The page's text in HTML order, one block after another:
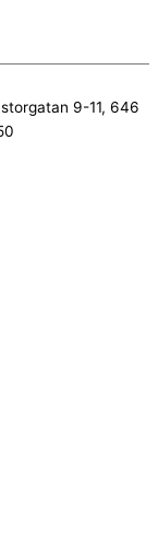
9-11, 646